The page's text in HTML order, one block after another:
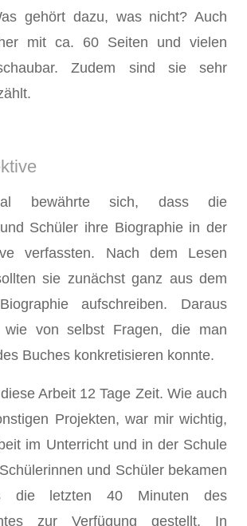
gehört dazu, was nicht? Auch
mit ca. 60 Seiten und vielen
Zudem sind sie sehr
bewährte sich, dass die
Schüler ihre Biographie in der
verfassten. Nach dem Lesen
sie zunächst ganz aus dem
aufschreiben. Daraus
wie von selbst Fragen, die man
Buches konkretisieren konnte.
Arbeit 12 Tage Zeit. Wie auch
Projekten, war mir wichtig,
im Unterricht und in der Schule
und Schüler bekamen
die letzten 40 Minuten des
zur Verfügung gestellt. In